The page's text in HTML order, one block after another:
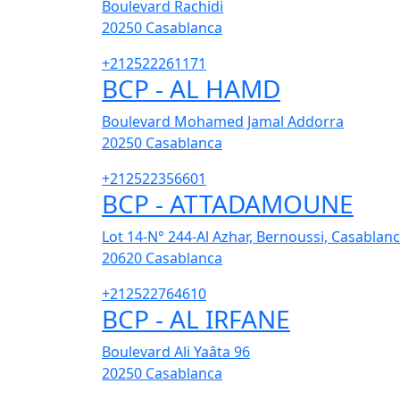
Boulevard Rachidi
20250 Casablanca
+212522261171
BCP - AL HAMD
Boulevard Mohamed Jamal Addorra
20250 Casablanca
+212522356601
BCP - ATTADAMOUNE
Lot 14-N° 244-Al Azhar, Bernoussi,
20620 Casablanca
+212522764610
BCP - AL IRFANE
Boulevard Ali Yaâta 96
20250 Casablanca